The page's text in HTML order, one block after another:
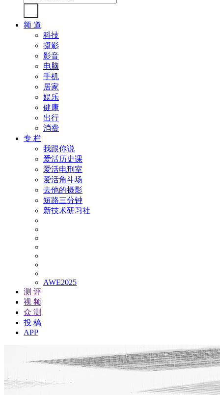
频 道
科技
摄影
影音
电脑
手机
居家
娱乐
健康
出行
消费
专 栏
我跟你说
爱活历史课
爱活电刑室
爱活角斗场
去他的摄影
短路三分钟
新技术研习社
AWE2025
测 评
视 频
众 测
投 稿
APP